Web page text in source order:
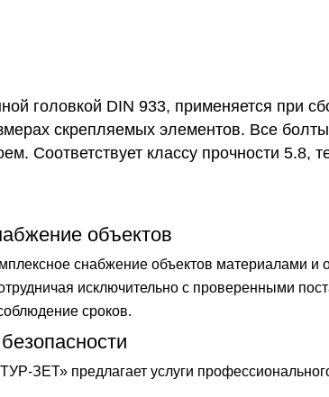
головкой DIN 933, применяется при
скрепляемых элементов. Все
Соответствует классу прочности 5.8,
объектов
снабжение объектов материалами и
исключительно с проверенными
сроков.
ЗЕТ» предлагает услуги